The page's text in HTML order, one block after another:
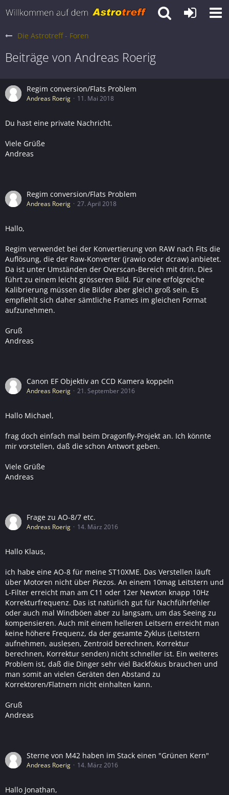
Die Astrotreff - Foren
Beiträge von Andreas Roerig
Regim conversion/Flats Problem
Andreas Roerig 11. Mai 2018
Du hast eine private Nachricht.
Viele Grüße
Andreas
Regim conversion/Flats Problem
Andreas Roerig 27. April 2018
Hallo,
Regim verwendet bei der Konvertierung von RAW nach Fits die
Auflösung, die der Raw-Konverter (jrawio oder dcraw) anbietet.
Da ist unter Umständen der Overscan-Bereich mit drin. Dies
führt zu einem leicht grösseren Bild. Für eine erfolgreiche
Kalibrierung müssen die Bilder aber gleich groß sein. Es
empfiehlt sich daher sämtliche Frames im gleichen Format
aufzunehmen.
Gruß
Andreas
Canon EF Objektiv an CCD Kamera koppeln
Andreas Roerig 21. September 2016
Hallo Michael,
frag doch einfach mal beim Dragonfly-Projekt an. Ich könnte
mir vorstellen, daß die schon Antwort geben.
Viele Grüße
Andreas
Frage zu AO-8/7 etc.
Andreas Roerig 14. März 2016
Hallo Klaus,
ich habe eine AO-8 für meine ST10XME. Das Verstellen läuft
über Motoren nicht über Piezos. An einem 10mag Leitstern und
L-Filter erreicht man am C11 oder 12er Newton knapp 10Hz
Korrekturfrequenz. Das ist natürlich gut für Nachführfehler
oder auch mal Windböen aber zu langsam, um das Seeing zu
kompensieren. Auch mit einem helleren Leitsern erreicht man
keine höhere Frequenz, da der gesamte Zyklus (Leitstern
aufnehmen, auslesen, Zentroid berechnen, Korrektur
berechnen, Korrektur senden) nicht schneller ist. Ein weiteres
Problem ist, daß die Dinger sehr viel Backfokus brauchen und
man somit an vielen Geräten den Abstand zu
Korrektoren/Flatnern nicht einhalten kann.
Gruß
Andreas
Sterne von M42 haben im Stack einen "Grünen Kern"
Andreas Roerig 14. März 2016
Hallo Jonathan,